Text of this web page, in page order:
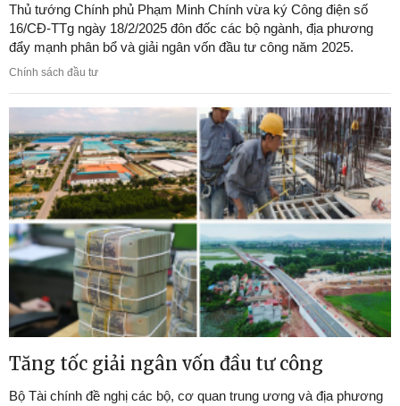
Thủ tướng Chính phủ Phạm Minh Chính vừa ký Công điện số
16/CĐ-TTg ngày 18/2/2025 đôn đốc các bộ ngành, địa phương
đẩy mạnh phân bổ và giải ngân vốn đầu tư công năm 2025.
Chính sách đầu tư
Tăng tốc giải ngân vốn đầu tư công
Bộ Tài chính đề nghị các bộ, cơ quan trung ương và địa phương